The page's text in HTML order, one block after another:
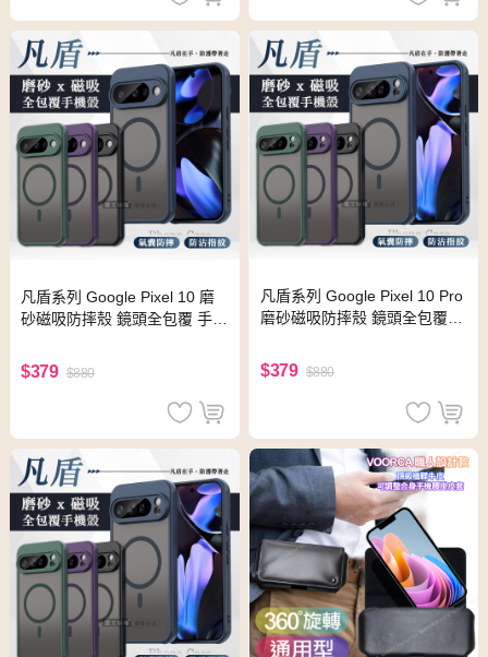
凡盾系列 Google Pixel 10 磨
砂磁吸防摔殼 鏡頭全包覆 手機
$379 $880
凡盾系列 Google Pixel 10 Pro
磨砂磁吸防摔殼 鏡頭全包覆
$379 $880